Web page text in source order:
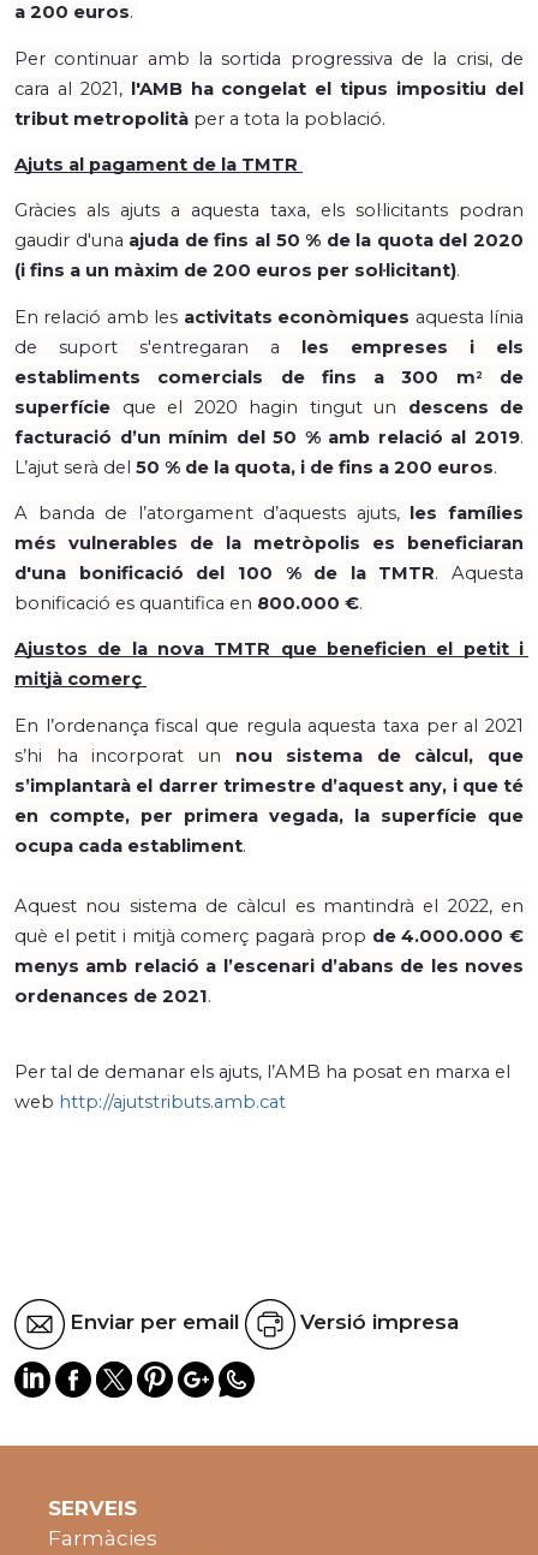
a 200 euros.
Per continuar amb la sortida progressiva de la crisi, de
cara al 2021, l'AMB ha congelat el tipus impositiu del
tribut metropolità per a tota la població.
Ajuts al pagament de la TMTR
Gràcies als ajuts a aquesta taxa, els sol·licitants podran
gaudir d'una ajuda de fins al 50 % de la quota del 2020
(i fins a un màxim de 200 euros per sol·licitant).
En relació amb les activitats econòmiques aquesta línia
de suport s'entregaran a les empreses i els
establiments comercials de fins a 300 m2
de
superfície que el 2020 hagin tingut un descens de
facturació d’un mínim del 50 % amb relació al 2019.
L’ajut serà del 50 % de la quota, i de fins a 200 euros.
A banda de l’atorgament d’aquests ajuts, les famílies
més vulnerables de la metròpolis es beneficiaran
d'una bonificació del 100 % de la TMTR. Aquesta
bonificació es quantifica en 800.000 €.
Ajustos de la nova TMTR que beneficien el petit i
mitjà comerç
En l’ordenança fiscal que regula aquesta taxa per al 2021
s’hi ha incorporat un nou sistema de càlcul, que
s’implantarà el darrer trimestre d’aquest any, i que té
en compte, per primera vegada, la superfície que
ocupa cada establiment.
Aquest nou sistema de càlcul es mantindrà el 2022, en
què el petit i mitjà comerç pagarà prop de 4.000.000 €
menys amb relació a l’escenari d’abans de les noves
ordenances de 2021.
Per tal de demanar els ajuts, l’AMB ha posat en marxa el
web http://ajutstributs.amb.cat
Enviar per email Versió impresa
SERVEIS
Farmàcies